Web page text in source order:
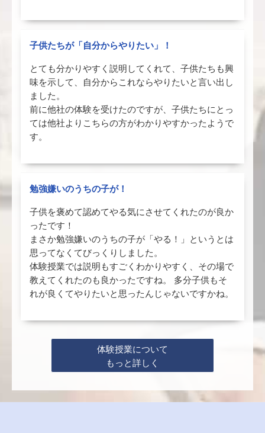
子供たちが「自分からやりたい」！
とても分かりやすく説明してくれて、子供たちも興
味を示して、自分からこれならやりたいと言い出し
ました。
前に他社の体験を受けたのですが、子供たちにとっ
ては他社よりこちらの方がわかりやすかったようで
す。
勉強嫌いのうちの子が！
子供を褒めて認めてやる気にさせてくれたのが良か
ったです！
まさか勉強嫌いのうちの子が「やる！」というとは
思ってなくてびっくりしました。
体験授業では説明もすごくわかりやすく、その場で
教えてくれたのも良かったですね。 多分子供もそ
れが良くてやりたいと思ったんじゃないですかね。
体験授業について
もっと詳しく